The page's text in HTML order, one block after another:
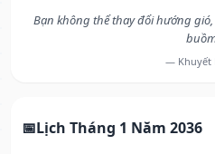
Bạn không thể thay đổi hướng
— Khuyết
Lịch Tháng 1 Năm 2036